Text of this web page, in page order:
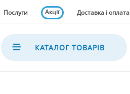
Послуги Акції Доставка і оплата
КАТАЛОГ ТОВАРІВ